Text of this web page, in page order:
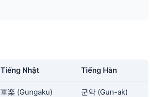
Tiếng Nhật Tiếng Hàn
軍楽 (Gungaku) 군악 (Gun-ak)